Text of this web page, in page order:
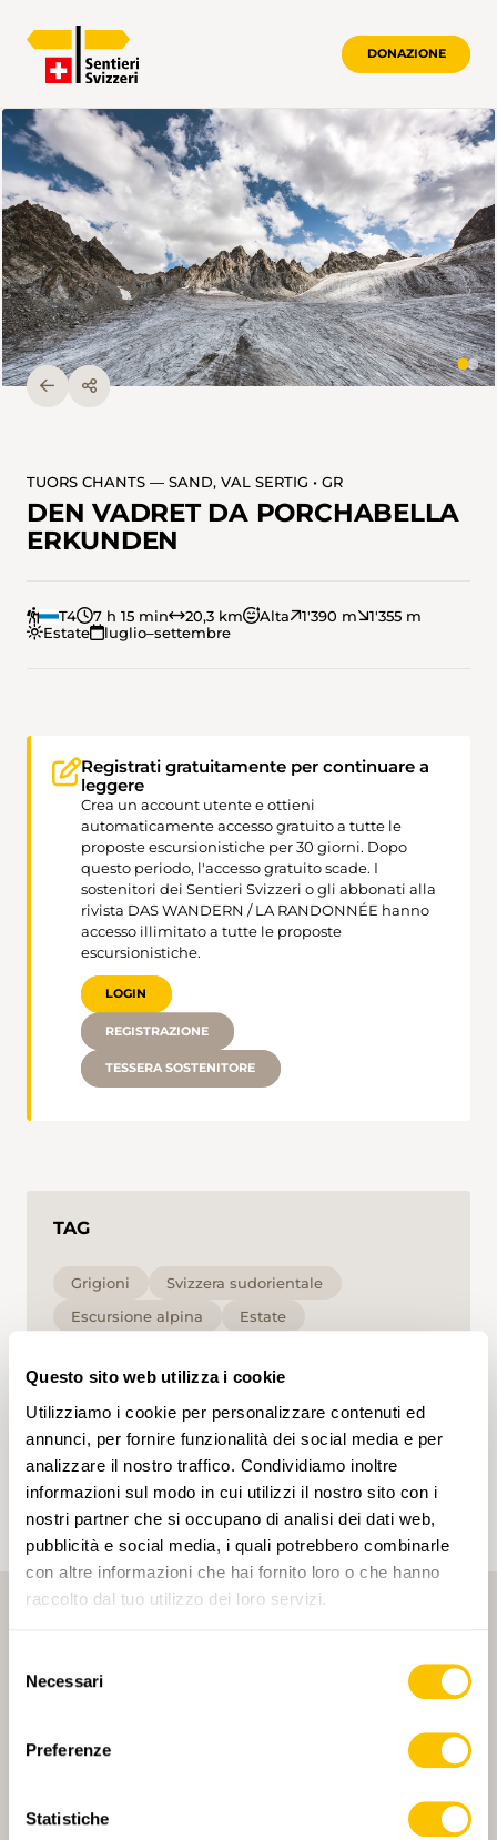
Questo sito web utilizza i cookie
Utilizziamo i cookie per personalizzare contenuti ed
annunci, per fornire funzionalità dei social media e per
analizzare il nostro traffico. Condividiamo inoltre
informazioni sul modo in cui utilizzi il nostro sito con i
nostri partner che si occupano di analisi dei dati web,
pubblicità e social media, i quali potrebbero combinarle
con altre informazioni che hai fornito loro o che hanno
raccolto dal tuo utilizzo dei loro servizi.
delNecessari
Preferenze
Statistiche
DONAZIONE
TUORS CHANTS — SAND, VAL SERTIG • GR
DEN VADRET DA PORCHABELLA
ERKUNDEN
T4 7 h 15 min 20,3 km Alta 1'390 m
1'355 m
Estate
luglio–settembre
Registrati gratuitamente per continuare a
leggere
Crea un account utente e ottieni
automaticamente accesso gratuito a tutte le
proposte escursionistiche per 30 giorni. Dopo
questo periodo, l'accesso gratuito scade. I
sostenitori dei Sentieri Svizzeri o gli abbonati alla
rivista DAS WANDERN / LA RANDONNÉE hanno
accesso illimitato a tutte le proposte
escursionistiche.
LOGIN
REGISTRAZIONE
TESSERA SOSTENITORE
TAG
Grigioni
Svizzera sudorientale
Escursione alpina
Estate
Cliccando su un tag, puoi aggiungerlo al tuo
account e ottenere contenuti personalizzati in base
ai tuoi interessi. I tag possono essere salvati solo in
un account.